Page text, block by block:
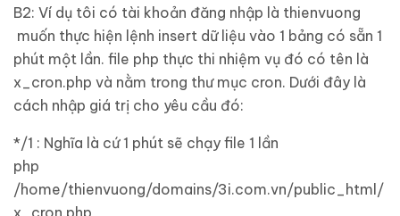
B2: Ví dụ tôi có tài khoản đăng nhập là thienvuong
muốn thực hiện lệnh insert dữ liệu vào 1 bảng có sẵn 1
phút một lần. file php thực thi nhiệm vụ đó có tên là
x_cron.php và nằm trong thư mục cron. Dưới đây là
cách nhập giá trị cho yêu cầu đó:
*/1 : Nghĩa là cứ 1 phút sẽ chạy file 1 lần
php
/home/thienvuong/domains/3i.com.vn/public_html/
x_cron.php